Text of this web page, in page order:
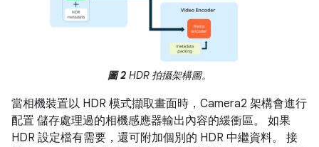
圖 2 HDR 拍攝架構圖。
當相機裝置以 HDR 模式擷取畫面時，Camera2 架構會進行
配置 儲存處理過的相機感應器輸出內容的緩衝區。 如果
HDR 設定檔有需要，還可附加個別的 HDR 中繼資料。 接